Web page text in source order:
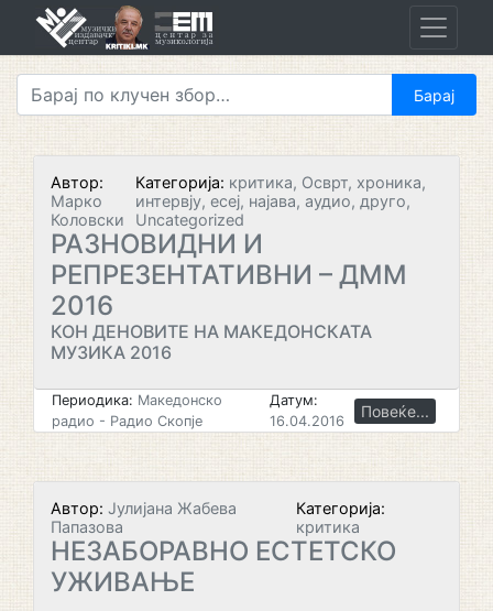
Автор:
Марко
Коловски
Категорија: критика, Осврт, хроника,
интервју, есеј, најава, аудио, друго,
Uncategorized
РАЗНОВИДНИ И
РЕПРЕЗЕНТАТИВНИ – ДММ
2016
КОН ДЕНОВИТЕ НА МАКЕДОНСКАТА
МУЗИКА 2016
Периодика: Македонско
радио - Радио Скопје
Датум:
16.04.2016
Повеќе...
Автор: Јулијана Жабева
Папазова
Категорија:
критика
НЕЗАБОРАВНО ЕСТЕТСКО
УЖИВАЊЕ